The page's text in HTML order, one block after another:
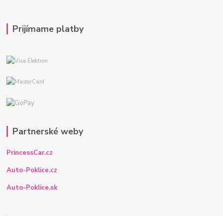
Prijímame platby
Partnerské weby
PrincessCar.cz
Auto-Poklice.cz
Auto-Poklice.sk